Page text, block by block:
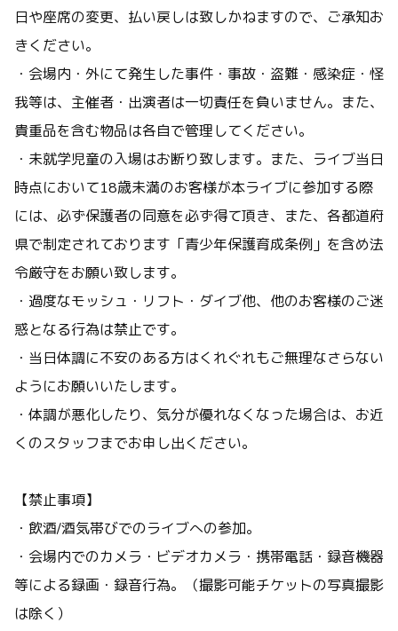
日や座席の変更、払い戻しは致しかねますので、ご承知お
きください。
・会場内・外にて発生した事件・事故・盗難・感染症・怪
我等は、主催者・出演者は一切責任を負いません。また、
貴重品を含む物品は各自で管理してください。
・未就学児童の入場はお断り致します。また、ライブ当日
時点において18歳未満のお客様が本ライブに参加する際
には、必ず保護者の同意を必ず得て頂き、また、各都道府
県で制定されております「青少年保護育成条例」を含め法
令厳守をお願い致します。
・過度なモッシュ・リフト・ダイブ他、他のお客様のご迷
惑となる行為は禁止です。
・当日体調に不安のある方はくれぐれもご無理なさらない
ようにお願いいたします。
・体調が悪化したり、気分が優れなくなった場合は、お近
くのスタッフまでお申し出ください。
【禁止事項】
・飲酒/酒気帯びでのライブへの参加。
・会場内でのカメラ・ビデオカメラ・携帯電話・録音機器
等による録画・録音行為。（撮影可能チケットの写真撮影
は除く）